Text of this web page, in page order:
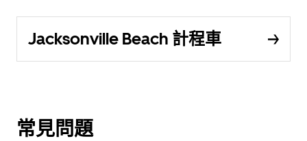
Jacksonville Beach 計程車
常見問題